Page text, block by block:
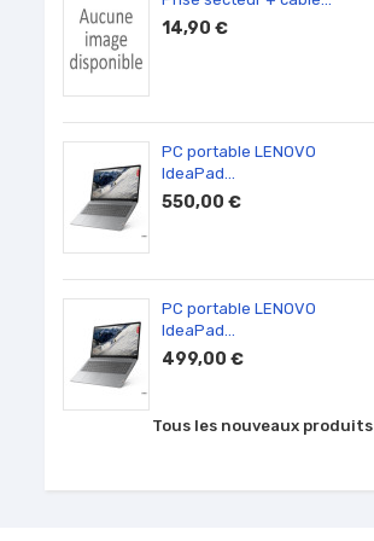
14,90 €
PC portable LENOVO
IdeaPad...
550,00 €
PC portable LENOVO
IdeaPad...
499,00 €
Tous les nouveaux produits